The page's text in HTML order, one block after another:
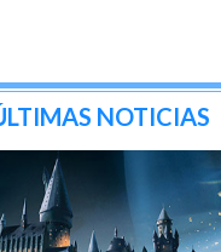
NOTICIAS